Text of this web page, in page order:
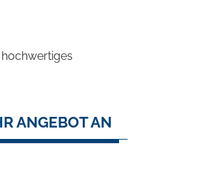
ANGEBOT AN